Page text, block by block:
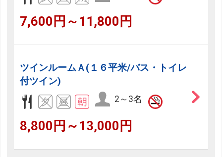
7,600円～11,800円
ツインルームＡ(１６平米/バス・トイレ
付ツイン)
2～3名
8,800円～13,000円